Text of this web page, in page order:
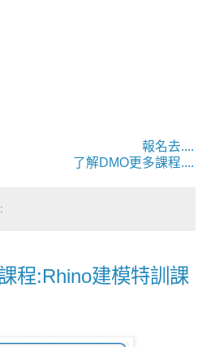
報名去....
了解DMO更多課程....
程:Rhino建模特訓課